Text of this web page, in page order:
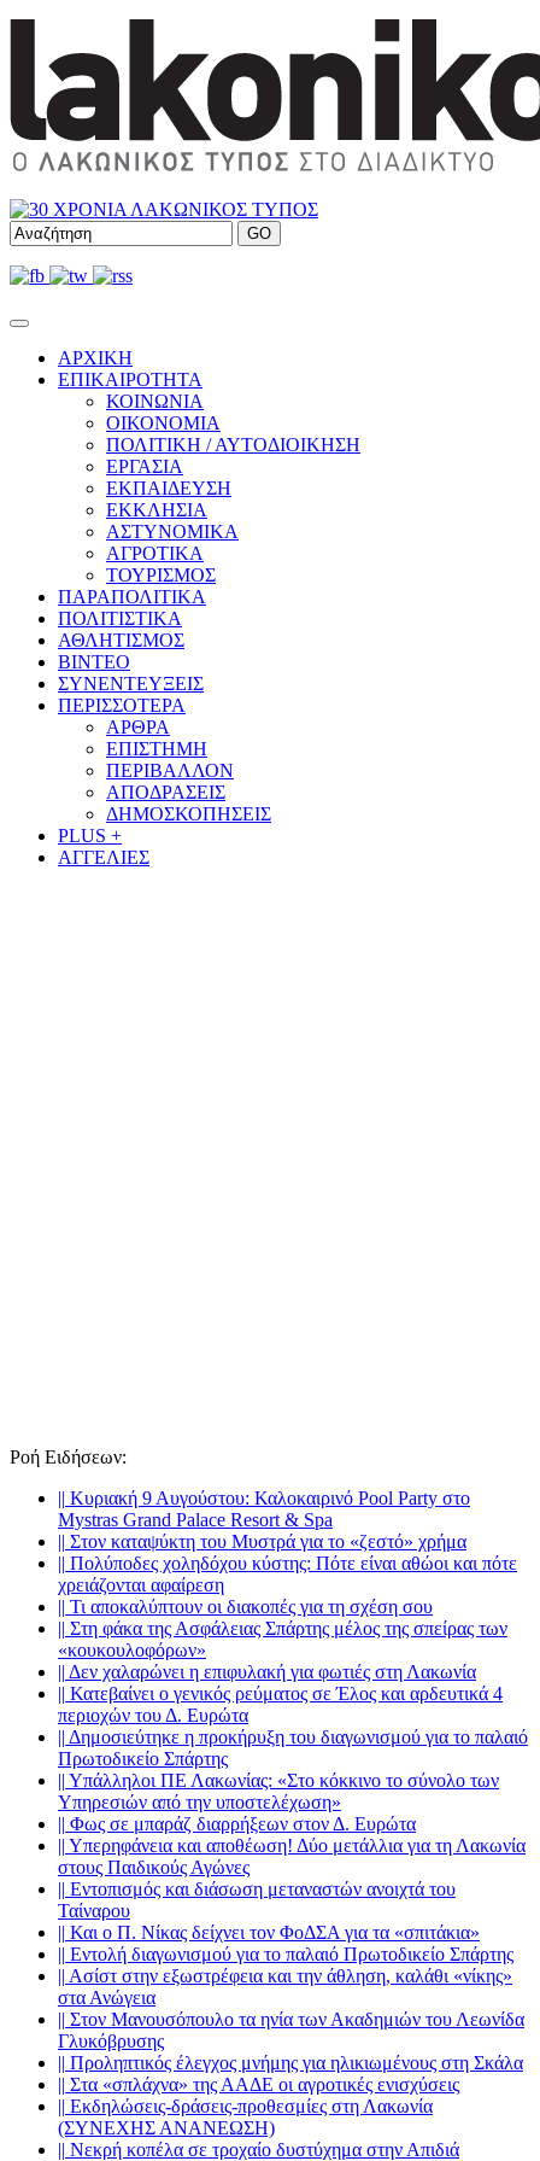
ΑΡΧΙΚΗ
ΕΠΙΚΑΙΡΟΤΗΤΑ
ΚΟΙΝΩΝΙΑ
ΟΙΚΟΝΟΜΙΑ
ΠΟΛΙΤΙΚΗ / ΑΥΤΟΔΙΟΙΚΗΣΗ
ΕΡΓΑΣΙΑ
ΕΚΠΑΙΔΕΥΣΗ
ΕΚΚΛΗΣΙΑ
ΑΣΤΥΝΟΜΙΚΑ
ΑΓΡΟΤΙΚΑ
ΤΟΥΡΙΣΜΟΣ
ΠΑΡΑΠΟΛΙΤΙΚΑ
ΠΟΛΙΤΙΣΤΙΚΑ
ΑΘΛΗΤΙΣΜΟΣ
ΒΙΝΤΕΟ
ΣΥΝΕΝΤΕΥΞΕΙΣ
ΠΕΡΙΣΣΟΤΕΡΑ
ΑΡΘΡΑ
ΕΠΙΣΤΗΜΗ
ΠΕΡΙΒΑΛΛΟΝ
ΑΠΟΔΡΑΣΕΙΣ
ΔΗΜΟΣΚΟΠΗΣΕΙΣ
PLUS +
ΑΓΓΕΛΙΕΣ
Ροή Ειδήσεων:
|| Κυριακή 9 Αυγούστου: Καλοκαιρινό Pool Party στο
Mystras Grand Palace Resort & Spa
|| Στον καταψύκτη του Μυστρά για το «ζεστό» χρήμα
|| Πολύποδες χοληδόχου κύστης: Πότε είναι αθώοι και πότε
χρειάζονται αφαίρεση
|| Τι αποκαλύπτουν οι διακοπές για τη σχέση σου
|| Στη φάκα της Ασφάλειας Σπάρτης μέλος της σπείρας των
«κουκουλοφόρων»
|| Δεν χαλαρώνει η επιφυλακή για φωτιές στη Λακωνία
|| Κατεβαίνει ο γενικός ρεύματος σε Έλος και αρδευτικά 4
περιοχών του Δ. Ευρώτα
|| Δημοσιεύτηκε η προκήρυξη του διαγωνισμού για το παλαιό
Πρωτοδικείο Σπάρτης
|| Υπάλληλοι ΠΕ Λακωνίας: «Στο κόκκινο το σύνολο των
Υπηρεσιών από την υποστελέχωση»
|| Φως σε μπαράζ διαρρήξεων στον Δ. Ευρώτα
|| Υπερηφάνεια και αποθέωση! Δύο μετάλλια για τη Λακωνία
στους Παιδικούς Αγώνες
|| Εντοπισμός και διάσωση μεταναστών ανοιχτά του
Ταίναρου
|| Και ο Π. Νίκας δείχνει τον ΦοΔΣΑ για τα «σπιτάκια»
|| Εντολή διαγωνισμού για το παλαιό Πρωτοδικείο Σπάρτης
|| Ασίστ στην εξωστρέφεια και την άθληση, καλάθι «νίκης»
στα Ανώγεια
|| Στον Μανουσόπουλο τα ηνία των Ακαδημιών του Λεωνίδα
Γλυκόβρυσης
|| Προληπτικός έλεγχος μνήμης για ηλικιωμένους στη Σκάλα
|| Στα «σπλάχνα» της ΑΑΔΕ οι αγροτικές ενισχύσεις
|| Εκδηλώσεις-δράσεις-προθεσμίες στη Λακωνία
(ΣΥΝΕΧΗΣ ΑΝΑΝΕΩΣΗ)
|| Νεκρή κοπέλα σε τροχαίο δυστύχημα στην Απιδιά